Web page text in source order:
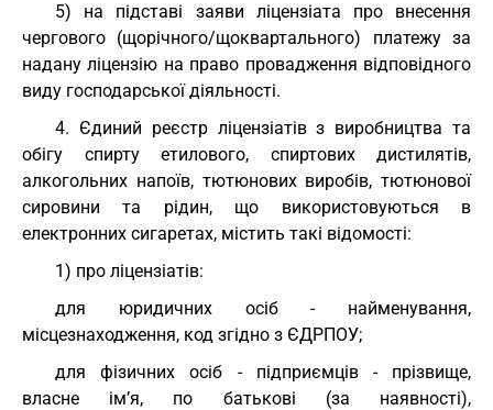
5) на підставі заяви ліцензіата про внесення
чергового (щорічного/щоквартального) платежу за
надану ліцензію на право провадження відповідного
виду господарської діяльності.
4. Єдиний реєстр ліцензіатів з виробництва та
обігу спирту етилового, спиртових дистилятів,
алкогольних напоїв, тютюнових виробів, тютюнової
сировини та рідин, що використовуються в
електронних сигаретах, містить такі відомості:
1) про ліцензіатів:
для юридичних осіб - найменування,
місцезнаходження, код згідно з ЄДРПОУ;
для фізичних осіб - підприємців - прізвище,
власне ім’я, по батькові (за наявності),